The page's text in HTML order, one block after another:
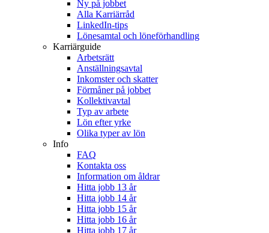
Ny på jobbet
Alla Karriärråd
LinkedIn-tips
Lönesamtal och löneförhandling
Karriärguide
Arbetsrätt
Anställningsavtal
Inkomster och skatter
Förmåner på jobbet
Kollektivavtal
Typ av arbete
Lön efter yrke
Olika typer av lön
Info
FAQ
Kontakta oss
Information om åldrar
Hitta jobb 13 år
Hitta jobb 14 år
Hitta jobb 15 år
Hitta jobb 16 år
Hitta jobb 17 år